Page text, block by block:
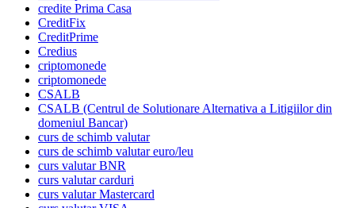
credite Prima Casa
CreditFix
CreditPrime
Credius
criptomonede
criptomonede
CSALB
CSALB (Centrul de Solutionare Alternativa a Litigiilor din
domeniul Bancar)
curs de schimb valutar
curs de schimb valutar euro/leu
curs valutar BNR
curs valutar carduri
curs valutar Mastercard